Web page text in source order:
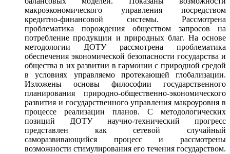
макроэкономического управления посредством
кредитно-финансовой системы. Рассмотрена
проблематика порождения обществом запросов на
потребление продукции и природных благ. На основе
методологии ДОТУ рассмотрена проблематика
обеспечения экономической безопасности государства и
общества в их развитии в гармонии с природной средой
в условиях управляемо протекающей глобализации.
Изложены основы философии государственного
планирования природно-общественно-экономического
развития и государственного управления макроуровня в
процессе реализации планов. С методологических
позиций ДОТУ научно-технический прогресс
представлен как сетевой случайный
саморазвивающийся процесс и рассмотрены
возможности стимулирования его течения государством.